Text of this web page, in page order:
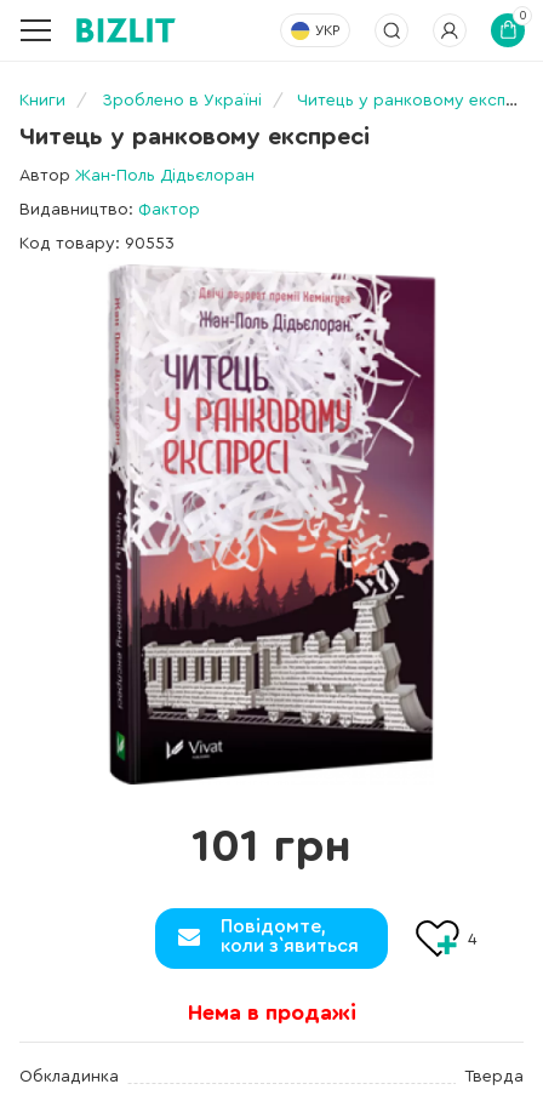
УКР
0
Книги Зроблено в Україні Читець у ранковому експресі
Читець у ранковому експресі
Автор Жан-Поль Дідьєлоран
Видавництво: Фактор
Код товару: 90553
101 грн
Повідомте,
коли з`явиться
4
Нема в продажі
Обкладинка Тверда